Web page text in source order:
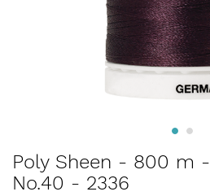
Zum
Anfang
der
Poly Sheen - 800 m -
No.40 - 2336